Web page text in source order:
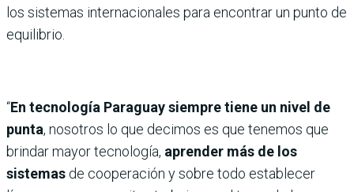
los sistemas internacionales para encontrar un punto de
equilibrio.
“En tecnología Paraguay siempre tiene un nivel de
punta, nosotros lo que decimos es que tenemos que
brindar mayor tecnología, aprender más de los
sistemas de cooperación y sobre todo establecer